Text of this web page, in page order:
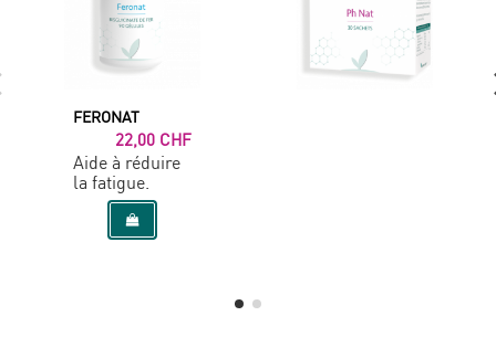
FERONAT
22,00 CHF
Aide à réduire
la fatigue.